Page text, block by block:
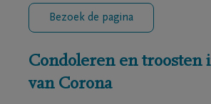
Bezoek de pagina
Condoleren en troosten
van Corona